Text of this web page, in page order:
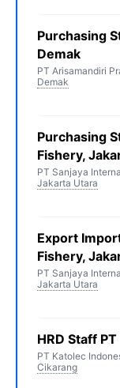
Purchasing
Demak
PT Arisamandiri
Demak
Purchasing
Fishery,
PT Sanjaya
Jakarta Utara
Export
Fishery,
PT Sanjaya
Jakarta Utara
HRD Staff
PT Katolec
Cikarang